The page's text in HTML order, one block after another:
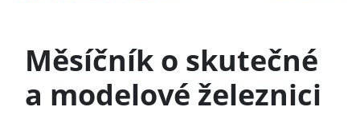
Měsíčník o skutečné
a modelové železnici